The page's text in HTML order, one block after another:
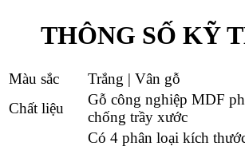
THÔNG SỐ KỸ
Màu sắc
Trắng | Vân gỗ
Chất liệu
Gỗ công nghiệp MDF
chống trầy xước
Có 4 phân loại kích